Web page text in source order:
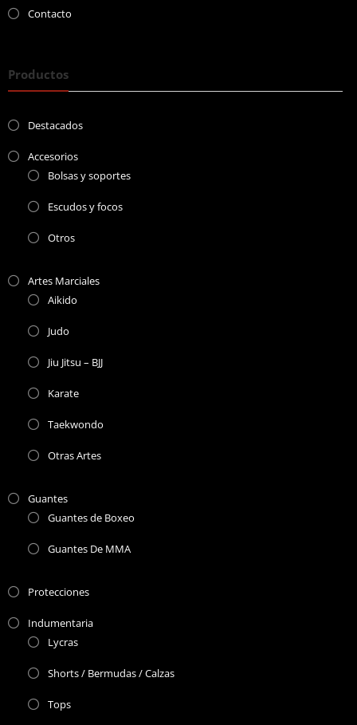
Contacto
Productos
Destacados
Accesorios
Bolsas y soportes
Escudos y focos
Otros
Artes Marciales
Aikido
Judo
Jiu Jitsu – BJJ
Karate
Taekwondo
Otras Artes
Guantes
Guantes de Boxeo
Guantes De MMA
Protecciones
Indumentaria
Lycras
Shorts / Bermudas / Calzas
Tops